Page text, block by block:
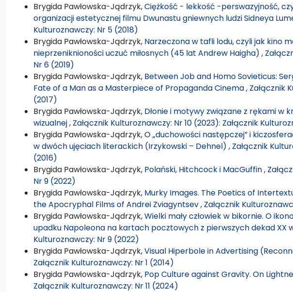
Brygida Pawłowska-Jądrzyk,Ciężkość - lekkość -perswazyjność,
organizacji estetycznej filmu Dwunastu gniewnych ludzi Sidneya
Kulturoznawczy: Nr 5 (2018)
Brygida Pawłowska-Jądrzyk, Narzeczona w tafli lodu, czyli jak kino
nieprzeniknioności uczuć miłosnych (45 lat Andrew Haigha) ,
Nr 6 (2019)
Brygida Pawłowska-Jądrzyk, Between Job and Homo Sovieticus:
Fate of a Man as a Masterpiece of Propaganda Cinema, Załącznik
(2017)
Brygida Pawłowska-Jądrzyk, Dłonie i motywy związane z rękami w
wizualnej, Załącznik Kulturoznawczy: Nr 10 (2023): Załącznik
Brygida Pawłowska-Jądrzyk,O „duchowości następczej” i
w dwóch ujęciach literackich (Irzykowski – Dehnel) , Załącznik
(2016)
Brygida Pawłowska-Jądrzyk, Polański, Hitchcock i MacGuffin,
Nr 9 (2022)
Brygida Pawłowska-Jądrzyk, Murky Images. The Poetics of
the Apocryphal Films of Andrei Zviagyntsev, Załącznik
Brygida Pawłowska-Jądrzyk,Wielki mały człowiek w bikornie. O
upadku Napoleona na kartach pocztowych z pierwszych dekad XX
Kulturoznawczy: Nr 9 (2022)
Brygida Pawłowska-Jądrzyk,Visual Hiperbole in Advertising
Załącznik Kulturoznawczy: Nr 1 (2014)
Brygida Pawłowska-Jądrzyk, Pop Culture against Gravity. On
Załącznik Kulturoznawczy: Nr 11 (2024)